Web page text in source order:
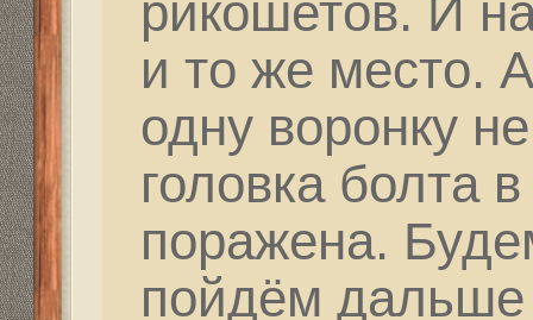
изделия... типа как
той винтовке, что ты
Такой... Скелет
коментах писали,
изобретения, они
думаю, что тебе на
бы добротно и